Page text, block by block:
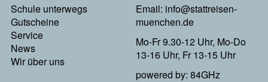
Schule unterwegs
Gutscheine
Service
News
Wir über uns
Email: info@stattreisen-
muenchen.de
Mo-Fr 9.30-12 Uhr, Mo-Do
13-16 Uhr, Fr 13-15 Uhr
powered by: 84GHz